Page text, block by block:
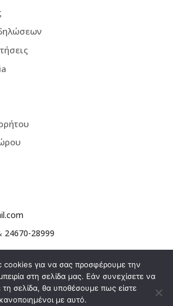
24670-28999
cookies για να σας προσφέρουμε την
στη σελίδα μας. Εάν συνεχίσετε να
τη σελίδα, θα υποθέσουμε πως είστε
με αυτό.